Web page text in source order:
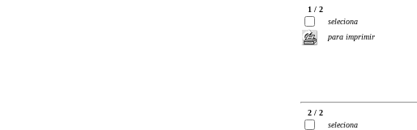
1 / 2
seleciona
para imprimir
2 / 2
seleciona